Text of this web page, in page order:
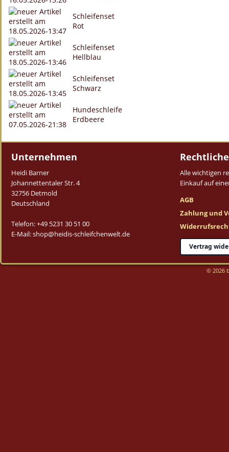
Schleifenset
Rot
Schleifenset
Hellblau
Schleifenset
Schwarz
Hundeschleife
Erdbeere
Unternehmen
Heidi Barner
Johannettentaler Str. 4
32756 Detmold
Deutschland
Telefon: +49 5231 30 51 00
E-Mail: shop@heidis-schleifchenwelt.de
Alle wichtigen
Einkauf auf
AGB
Zahlung und
Vertrag
© 2026